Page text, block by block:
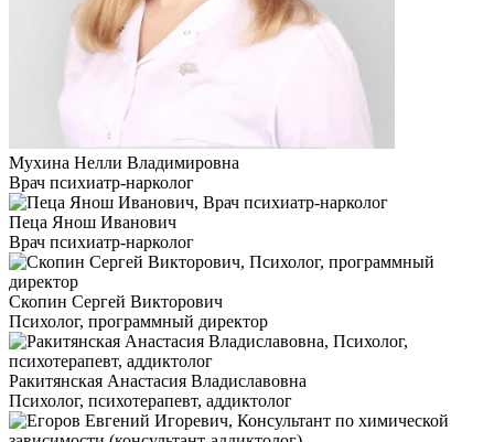
Мухина Нелли Владимировна
Врач психиатр-нарколог
Пеца Янош Иванович
Врач психиатр-нарколог
Скопин Сергей Викторович
Психолог, программный директор
Ракитянская Анастасия Владиславовна
Психолог, психотерапевт, аддиктолог